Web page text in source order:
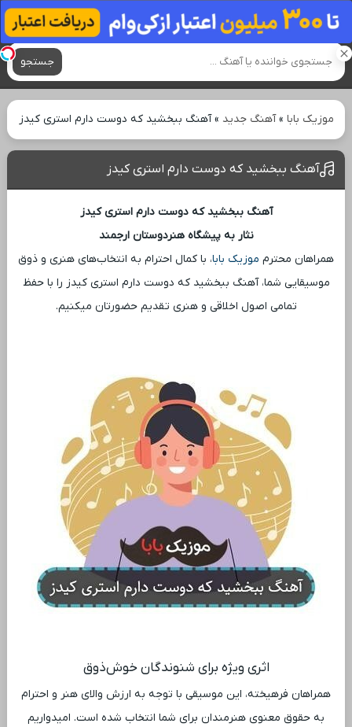
آهنگ های جدید
جستجو
موزیک بابا»آهنگ جدید »آهنگ ببخشید که دوست دارم استری کیدز
آهنگ ببخشید که دوست دارم استری کیدز
آهنگ ببخشید که دوست دارم استری کیدز
نثار به پیشگاه هنردوستان ارجمند
همراهان محترم موزیک بابا، با کمال احترام به انتخاب‌های هنری و ذوق
موسیقایی شما، آهنگ ببخشید که دوست دارم استری کیدز را با حفظ
تمامی اصول اخلاقی و هنری تقدیم حضورتان میکنیم.
اثری ویژه برای شنوندگان خوش‌ذوق
همراهان فرهیخته، این موسیقی با توجه به ارزش والای هنر و احترام
به حقوق معنوی هنرمندان برای شما انتخاب شده است. امیدواریم